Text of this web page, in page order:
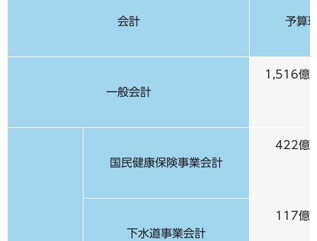
会計 予算
一般会計
1,516億
国民健康保険事業会計
422億
下水道事業会計
117億